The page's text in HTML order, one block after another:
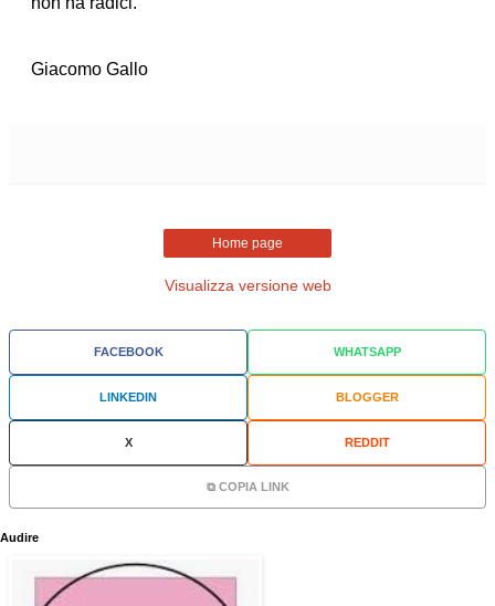
Giacomo Gallo
Home page
Visualizza versione web
FACEBOOK WHATSAPP
LINKEDIN BLOGGER
X REDDIT
⧉ COPIA LINK
Audire